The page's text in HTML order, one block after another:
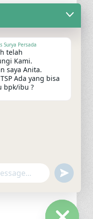
PT.
Surya Persada
telah
Kami.
saya Anita.
Ada yang bisa
bpk/ibu ?
undefined